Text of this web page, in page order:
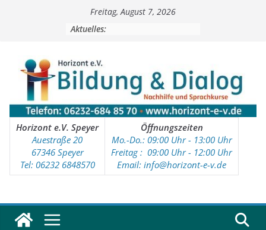
Freitag, August 7, 2026
Aktuelles:
Horizont e.V. Speyer
Auestraße 20
67346 Speyer
Tel: 06232 6848570
Öffnungszeiten
Mo.-Do.: 09:00 Uhr - 13:00 Uhr
Freitag : 09:00 Uhr - 12:00 Uhr
Email: info@horizont-e-v.de